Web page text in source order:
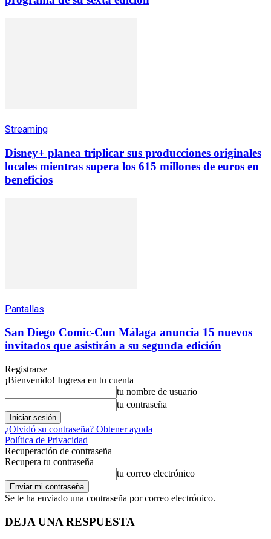
Streaming
Disney+ planea triplicar sus producciones originales
locales mientras supera los 615 millones de euros en
beneficios
Pantallas
San Diego Comic-Con Málaga anuncia 15 nuevos
invitados que asistirán a su segunda edición
Registrarse
¡Bienvenido! Ingresa en tu cuenta
tu nombre de usuario
tu contraseña
¿Olvidó su contraseña? Obtener ayuda
Política de Privacidad
Recuperación de contraseña
Recupera tu contraseña
tu correo electrónico
Se te ha enviado una contraseña por correo electrónico.
DEJA UNA RESPUESTA